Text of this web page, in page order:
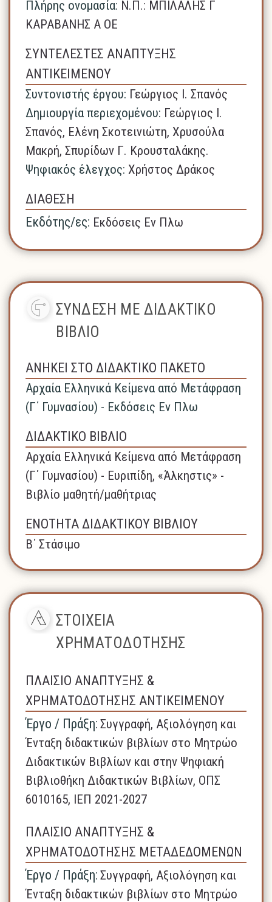
Πλήρης ονομασία: N.Π.: ΜΠΙΛΑΛΗΣ Γ
ΚΑΡΑΒΑΝΗΣ Α ΟΕ
ΣΥΝΤΕΛΕΣΤΕΣ ΑΝΑΠΤΥΞΗΣ
ΑΝΤΙΚΕΙΜΕΝΟΥ
Συντονιστής έργου: Γεώργιος I. Σπανός
Δημιουργία περιεχομένου: Γεώργιος Ι.
Σπανός, Ελένη Σκοτεινιώτη, Χρυσούλα
Μακρή, Σπυρίδων Γ. Κρουσταλάκης.
Ψηφιακός έλεγχος: Χρήστος Δράκος
ΔΙΑΘΕΣΗ
Εκδότης/ες: Εκδόσεις Εν Πλω
ΣΥΝΔΕΣΗ ΜΕ ΔΙΔΑΚΤΙΚΟ
ΒΙΒΛΙΟ
ΑΝΗΚΕΙ ΣΤΟ ΔΙΔΑΚΤΙΚΟ ΠΑΚΕΤΟ
Αρχαία Ελληνικά Κείμενα από Μετάφραση
(Γ΄ Γυμνασίου) - Εκδόσεις Εν Πλω
ΔΙΔΑΚΤΙΚΟ ΒΙΒΛΙΟ
Αρχαία Ελληνικά Κείμενα από Μετάφραση
(Γ΄ Γυμνασίου) - Ευριπίδη, «Άλκηστις» -
Βιβλίο μαθητή/μαθήτριας
ΕΝΟΤΗΤΑ ΔΙΔΑΚΤΙΚΟΥ ΒΙΒΛΙΟΥ
Β΄ Στάσιμο
ΣΤΟΙΧΕΙΑ
ΧΡΗΜΑΤΟΔΟΤΗΣΗΣ
ΠΛΑΙΣΙΟ ΑΝΑΠΤΥΞΗΣ &
ΧΡΗΜΑΤΟΔΟΤΗΣΗΣ ΑΝΤΙΚΕΙΜΕΝΟΥ
Έργο / Πράξη: Συγγραφή, Αξιολόγηση και
Ένταξη διδακτικών βιβλίων στο Μητρώο
Διδακτικών Βιβλίων και στην Ψηφιακή
Βιβλιοθήκη Διδακτικών Βιβλίων, ΟΠΣ
6010165, ΙΕΠ 2021-2027
ΠΛΑΙΣΙΟ ΑΝΑΠΤΥΞΗΣ &
ΧΡΗΜΑΤΟΔΟΤΗΣΗΣ ΜΕΤΑΔΕΔΟΜΕΝΩΝ
Έργο / Πράξη: Συγγραφή, Αξιολόγηση και
Ένταξη διδακτικών βιβλίων στο Μητρώο